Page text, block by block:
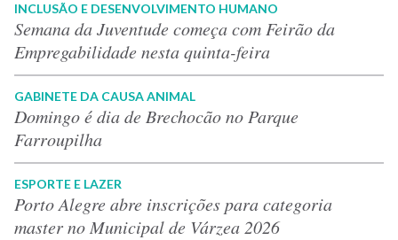
INCLUSÃO E DESENVOLVIMENTO HUMANO
Semana da Juventude começa com Feirão da
Empregabilidade nesta quinta-feira
GABINETE DA CAUSA ANIMAL
Domingo é dia de Brechocão no Parque
Farroupilha
ESPORTE E LAZER
Porto Alegre abre inscrições para categoria
master no Municipal de Várzea 2026